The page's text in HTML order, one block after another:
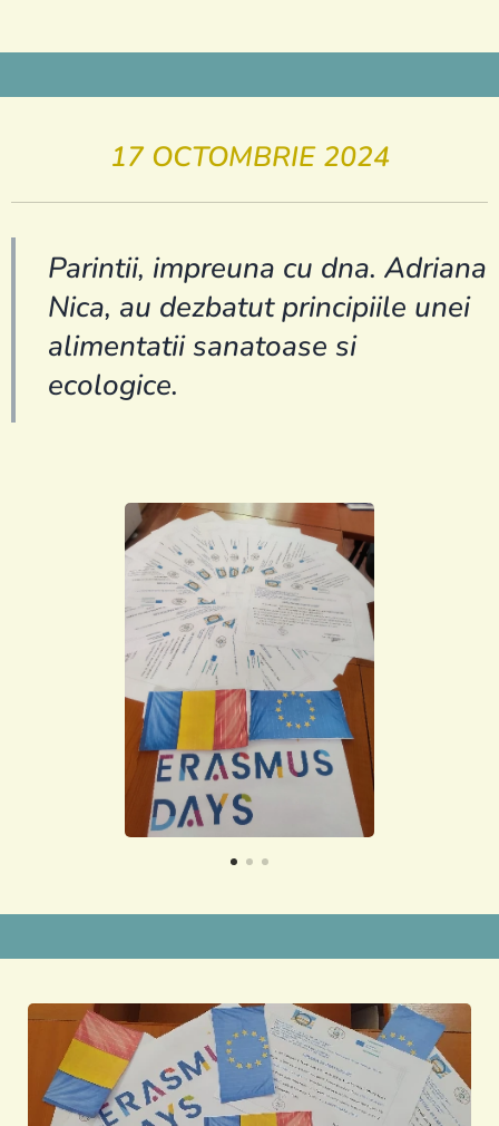
17 OCTOMBRIE 2024
Parintii, impreuna cu dna. Adriana
Nica, au dezbatut principiile unei
alimentatii sanatoase si
ecologice.